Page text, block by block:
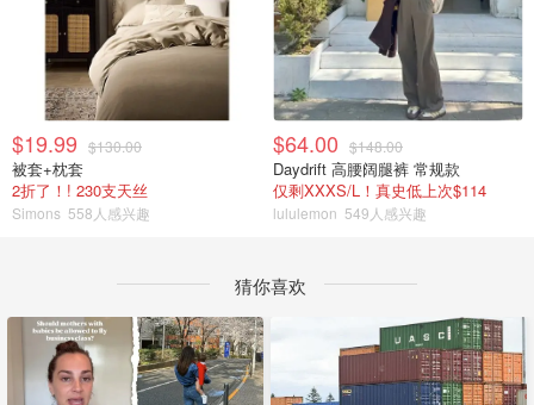
$19.99 $130.00
被套+枕套
2折了！! 230支天丝
Simons 558人感兴趣
$64.00 $148.00
Daydrift 高腰阔腿裤 常规款
仅剩XXXS/L！真史低上次$114
lululemon 549人感兴趣
猜你喜欢